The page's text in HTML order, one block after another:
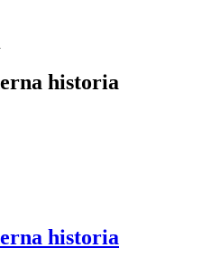
historia
historia